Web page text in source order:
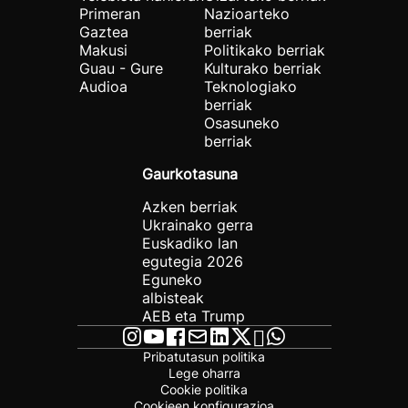
Primeran
Gaztea
Makusi
Guau - Gure
Audioa
Nazioarteko
berriak
Politikako berriak
Kulturako berriak
Teknologiako
berriak
Osasuneko
berriak
Gaurkotasuna
Azken berriak
Ukrainako gerra
Euskadiko lan
egutegia 2026
Eguneko
albisteak
AEB eta Trump
Pribatutasun politika
Lege oharra
Cookie politika